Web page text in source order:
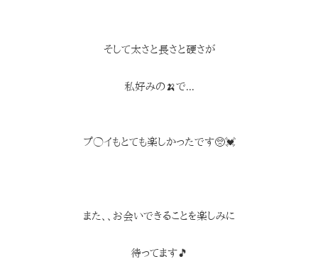
そして太さと長さと硬さが
私好みの🍌で...
プ◯イもとても楽しかったです🥺💓
また、、お会いできることを楽しみに
待ってます🎵